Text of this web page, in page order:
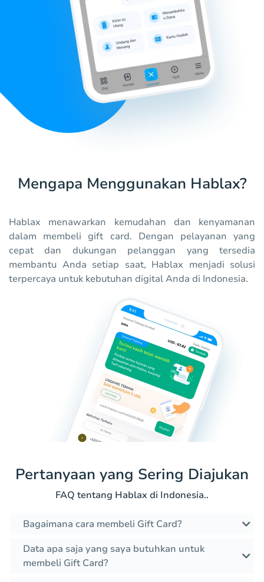
Mengapa Menggunakan Hablax?
Hablax menawarkan kemudahan dan kenyamanan
dalam membeli gift card. Dengan pelayanan yang
cepat dan dukungan pelanggan yang tersedia
membantu Anda setiap saat, Hablax menjadi solusi
terpercaya untuk kebutuhan digital Anda di Indonesia.
Pertanyaan yang Sering Diajukan
FAQ tentang Hablax di Indonesia..
Bagaimana cara membeli Gift Card?
Data apa saja yang saya butuhkan untuk
membeli Gift Card?